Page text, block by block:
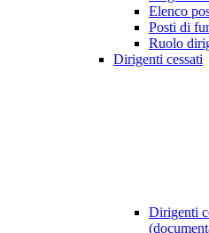
Elenco
Posti di
Ruolo
Dirigenti cessati
Dirigenti